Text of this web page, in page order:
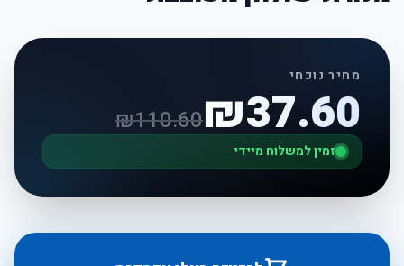
מחיר נוכחי
₪37.60
₪110.60
זמין למשלוח מיידי